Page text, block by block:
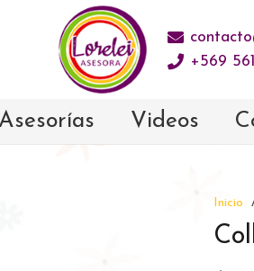
+569
Asesorías Videos
Inicio